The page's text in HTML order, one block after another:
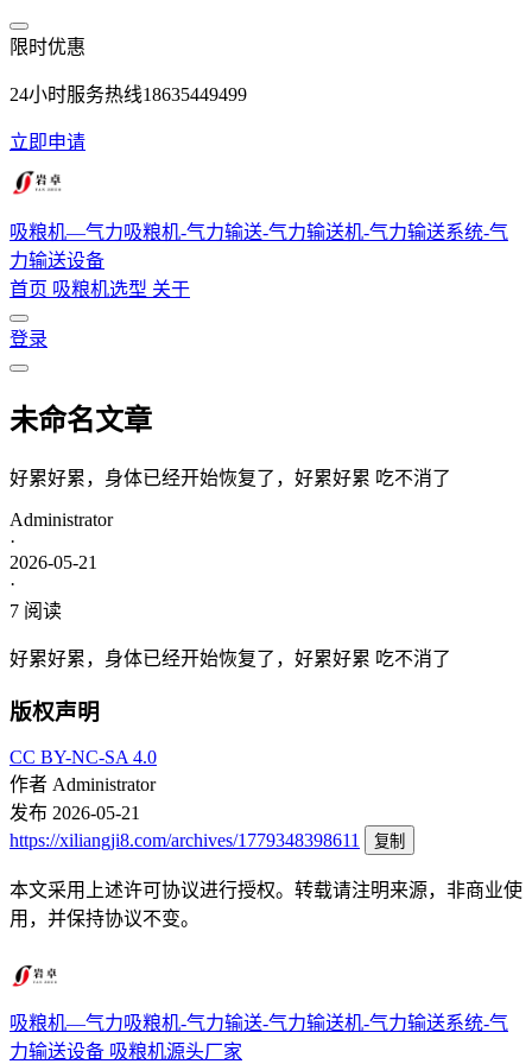
跳转到主要内容
限时优惠
24小时服务热线18635449499
立即申请
吸粮机—气力吸粮机-气力输送-气力输送机-气力输送系统-气
力输送设备
首页 吸粮机选型 关于
登录
未命名文章
好累好累，身体已经开始恢复了，好累好累 吃不消了
Administrator
·
2026-05-21
·
7 阅读
好累好累，身体已经开始恢复了，好累好累 吃不消了
版权声明
CC BY-NC-SA 4.0
作者 Administrator
发布 2026-05-21
https://xiliangji8.com/archives/1779348398611
复制
本文采用上述许可协议进行授权。转载请注明来源，非商业使
用，并保持协议不变。
吸粮机—气力吸粮机-气力输送-气力输送机-气力输送系统-气
力输送设备 吸粮机源头厂家